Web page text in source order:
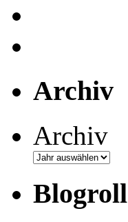
Archiv
Archiv
Blogroll